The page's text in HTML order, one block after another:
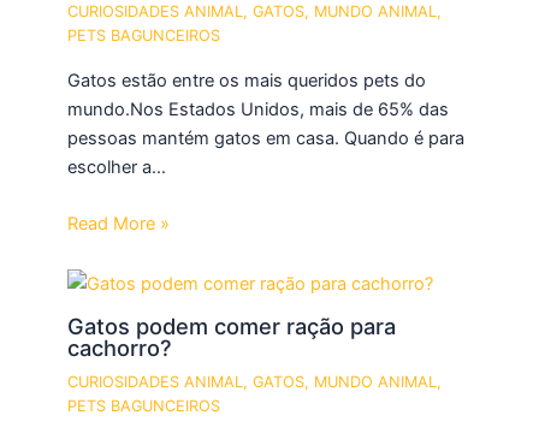
CURIOSIDADES ANIMAL ,GATOS, MUNDO ANIMAL ,
PETS BAGUNCEIROS
Gatos estão entre os mais queridos pets do
mundo.Nos Estados Unidos, mais de 65% das
pessoas mantém gatos em casa. Quando é para
escolher a…
Read More »
Gatos podem comer ração para
cachorro?
CURIOSIDADES ANIMAL ,GATOS, MUNDO ANIMAL ,
PETS BAGUNCEIROS